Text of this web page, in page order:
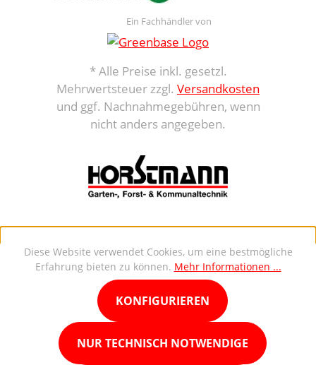
Ein Fachhändler von
* Alle Preise inkl. gesetzl.
Mehrwertsteuer zzgl. Versandkosten
und ggf. Nachnahmegebühren, wenn
nicht anders angegeben.
Diese Website verwendet Cookies, um eine bestmögliche
Erfahrung bieten zu können. Mehr Informationen ...
NUR TECHNISCH NOTWENDIGE
KONFIGURIEREN